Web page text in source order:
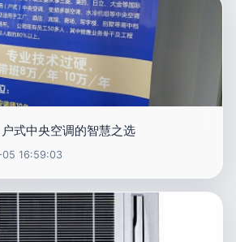
式中央空调的智慧之选
16:59:03